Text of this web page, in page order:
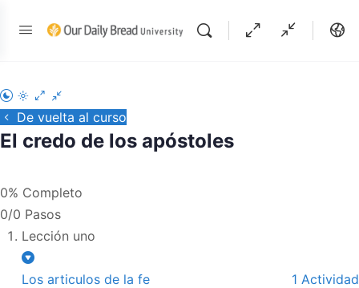
De vuelta al curso
El credo de los apóstoles
0% Completo
0/0 Pasos
Lección uno
Los articulos de la fe
1 Actividad